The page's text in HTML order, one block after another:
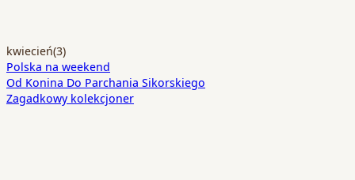
kwiecień(3)
Polska na weekend
Od Konina Do Parchania Sikorskiego
Zagadkowy kolekcjoner